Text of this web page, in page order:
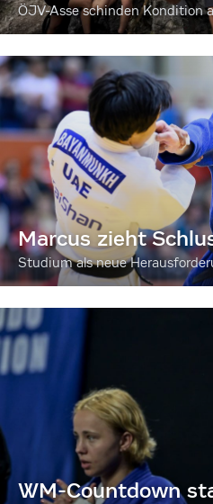
ÖJV-Asse schinden Kondition
Marcus zieht
Studium als neue
WM-Countdown